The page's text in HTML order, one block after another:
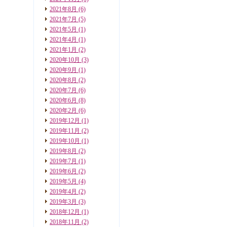
2021年8月 (6)
2021年7月 (5)
2021年5月 (1)
2021年4月 (1)
2021年1月 (2)
2020年10月 (3)
2020年9月 (1)
2020年8月 (2)
2020年7月 (6)
2020年6月 (8)
2020年2月 (6)
2019年12月 (1)
2019年11月 (2)
2019年10月 (1)
2019年8月 (2)
2019年7月 (1)
2019年6月 (2)
2019年5月 (4)
2019年4月 (2)
2019年3月 (3)
2018年12月 (1)
2018年11月 (2)